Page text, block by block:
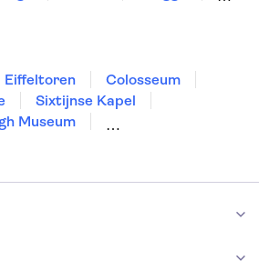
Eiffeltoren
Colosseum
Sixtijnse Kapel
Museum
ARTIS